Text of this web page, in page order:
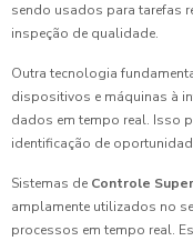
sendo usados para tarefas
inspeção de qualidade.
Outra tecnologia
dispositivos e máquinas à
dados em tempo real. Isso
identificação de
Sistemas de Controle
amplamente utilizados no
processos em tempo real.